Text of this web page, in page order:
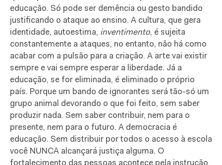
educação. Só pode ser demência ou gesto bandido
justificando o ataque ao ensino. A cultura, que gera
identidade, autoestima, inventimento, é sujeita
constantemente a ataques, no entanto, não há como
acabar com a pulsão para a criação. A arte vai existir
sempre e vai sempre esperar a liberdade. Já a
educação, se for eliminada, é eliminado o próprio
país. Porque um bando de ignorantes será tão-só um
grupo animal devorando o que foi feito, sem saber
produzir nada. Sem saber contribuir, nem para o
presente, nem para o futuro. A democracia é
educação. Sem distribuir por todos o acesso à escola
você NUNCA alcançará justiça alguma. O